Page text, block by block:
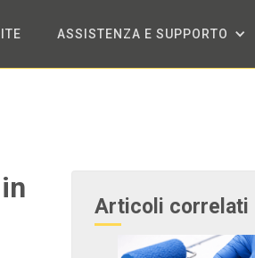
ASSISTENZA E SUPPORTO
Articoli correlati